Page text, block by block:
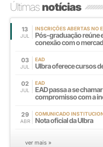
Últimasnotícias
13
JUL
INSCRIÇÕES ABERTAS NO
Pós-graduação reúne
conexão com o
03
JUL
EAD
Ulbra oferece cursos
02
JUL
EAD
EAD passa a se
compromisso com a
29
ABR
COMUNICADO
Nota oficial da Ulbra
ver mais »